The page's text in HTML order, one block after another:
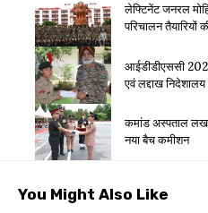
लेफ्टिनेंट जनरल
परिचालन तैयारियों
आईडीडीएससी
एवं लद्दाख निदेशालय
कमांड अस्पताल
नया बैच कमीशन
You Might Also Like